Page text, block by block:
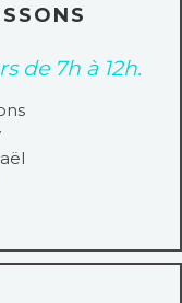
de 7h à 12h.